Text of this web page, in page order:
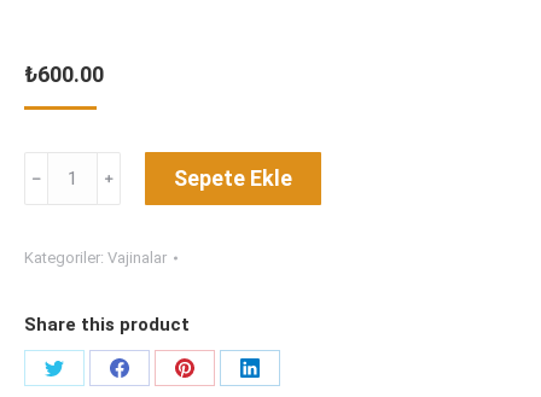
₺600.00
PASSİON
adet
Sepete Ekle
Kategoriler: Vajinalar
Share this product
Share
Share
Share
Share